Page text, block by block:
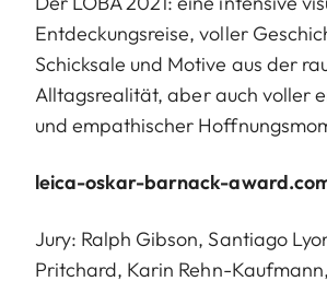
Entdeckungsreise, ­voller
Schicksale und Motive aus der
Alltagsrealität, aber auch voller
und empathischer
leica-oskar-barnack-
Jury: Ralph Gibson, Santiago
Pritchard, Karin Rehn-